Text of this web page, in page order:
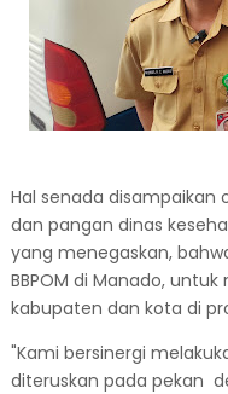
Hal senada disampaikan
dan pangan dinas
yang menegaskan,
BBPOM di Manado,
kabupaten dan kota di
"Kami bersinergi
diteruskan pada pekan